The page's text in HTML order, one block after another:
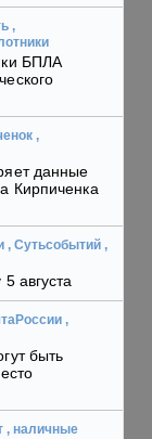
,
БПЛА
,
данные
Кирпиченка
, Сутьсобытий ,
августа
,
быть
, наличные